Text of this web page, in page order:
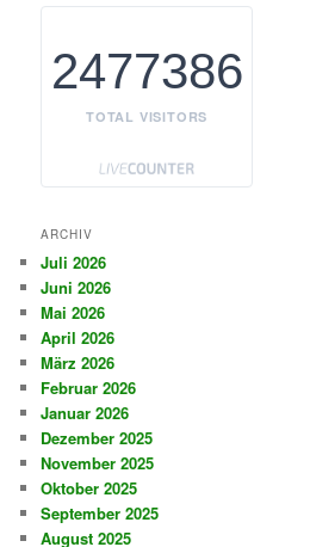
2477386
TOTAL VISITORS
ARCHIV
Juli 2026
Juni 2026
Mai 2026
April 2026
März 2026
Februar 2026
Januar 2026
Dezember 2025
November 2025
Oktober 2025
September 2025
August 2025